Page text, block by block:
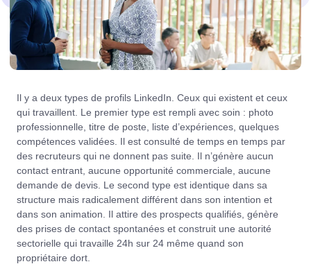
Il y a deux types de profils LinkedIn. Ceux qui existent et ceux
qui travaillent. Le premier type est rempli avec soin : photo
professionnelle, titre de poste, liste d’expériences, quelques
compétences validées. Il est consulté de temps en temps par
des recruteurs qui ne donnent pas suite. Il n’génère aucun
contact entrant, aucune opportunité commerciale, aucune
demande de devis. Le second type est identique dans sa
structure mais radicalement différent dans son intention et
dans son animation. Il attire des prospects qualifiés, génère
des prises de contact spontanées et construit une autorité
sectorielle qui travaille 24h sur 24 même quand son
propriétaire dort.